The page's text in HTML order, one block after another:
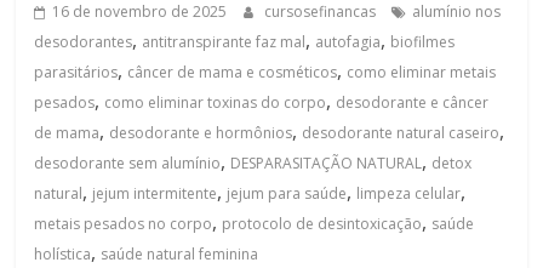
16 de novembro de 2025 cursosefinancas
alumínio nos
desodorantes, antitranspirante faz mal, autofagia, biofilmes
parasitários, câncer de mama e cosméticos, como eliminar metais
pesados, como eliminar toxinas do corpo, desodorante e câncer
de mama, desodorante e hormônios, desodorante natural caseiro,
desodorante sem alumínio, DESPARASITAÇÃO NATURAL, detox
natural, jejum intermitente, jejum para saúde, limpeza celular,
metais pesados no corpo, protocolo de desintoxicação, saúde
holística, saúde natural feminina